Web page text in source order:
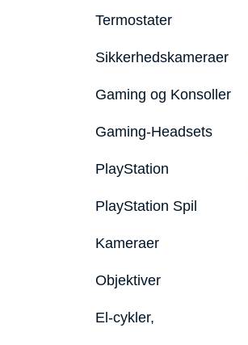
Termostater
Sikkerhedskameraer
Gaming og Konsoller
Gaming-Headsets
PlayStation
PlayStation Spil
Kameraer
Objektiver
El-cykler,